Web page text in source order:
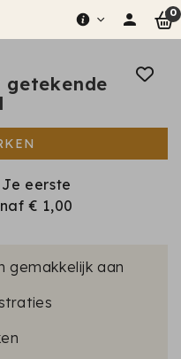
0
eerste
€ 1,00
gemakkelijk aan